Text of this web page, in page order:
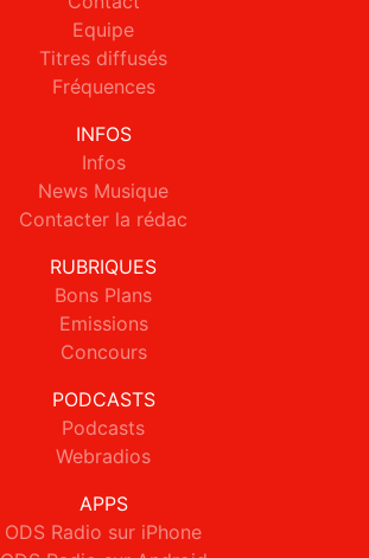
Equipe
Titres diffusés
Fréquences
INFOS
Infos
News Musique
Contacter la rédac
RUBRIQUES
Bons Plans
Emissions
Concours
PODCASTS
Podcasts
Webradios
APPS
ODS Radio sur iPhone